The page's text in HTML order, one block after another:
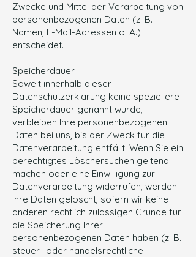
Zwecke und Mittel der Verarbeitung von
personenbezogenen Daten (z. B.
Namen, E-Mail-Adressen o. Ä.)
entscheidet.
Speicherdauer
Soweit innerhalb dieser
Datenschutzerklärung keine speziellere
Speicherdauer genannt wurde,
verbleiben Ihre personenbezogenen
Daten bei uns, bis der Zweck für die
Datenverarbeitung entfällt. Wenn Sie ein
berechtigtes Löschersuchen geltend
machen oder eine Einwilligung zur
Datenverarbeitung widerrufen, werden
Ihre Daten gelöscht, sofern wir keine
anderen rechtlich zulässigen Gründe für
die Speicherung Ihrer
personenbezogenen Daten haben (z. B.
steuer- oder handelsrechtliche